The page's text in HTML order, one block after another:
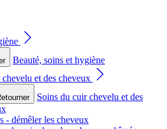
Beauté, soins et hygiène
et des cheveux
Soins du cuir chevelu et des
- démêler les cheveux